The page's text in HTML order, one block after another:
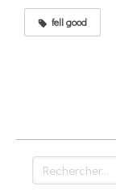
fell good
Rechercher